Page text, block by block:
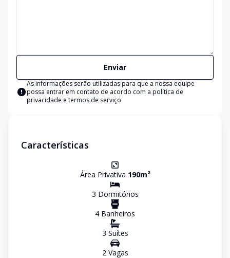
Enviar
As informações serão utilizadas para que a nossa equipe
possa entrar em contato de acordo com a política de
privacidade e termos de serviço
Características
Área Privativa 190m²
3 Dormitórios
4 Banheiros
3 Suítes
2Vagas